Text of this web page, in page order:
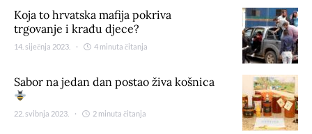
Koja to hrvatska mafija pokriva
trgovanje i krađu djece?
14. siječnja 2023. 4 minuta čitanja
Sabor na jedan dan postao živa košnica
22. svibnja 2023. 2 minuta čitanja